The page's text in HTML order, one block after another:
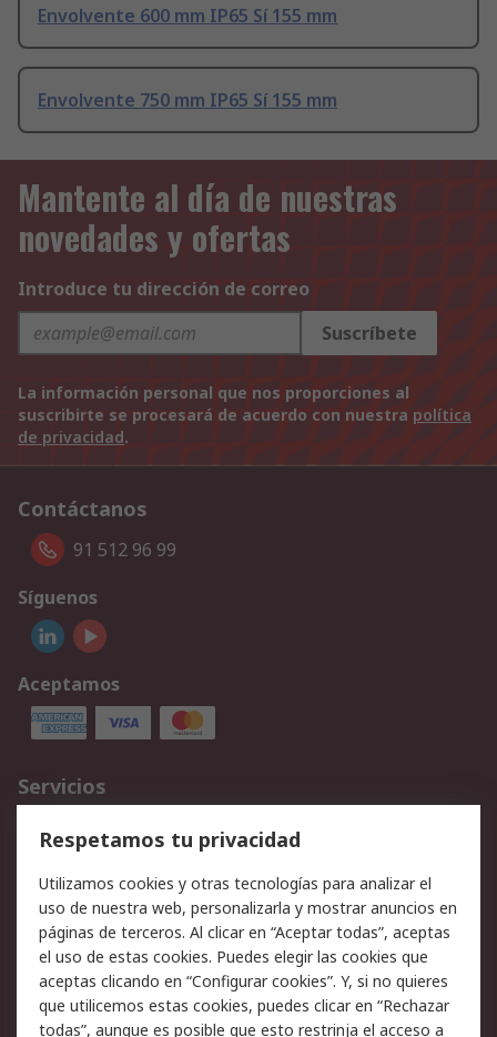
Envolvente 600 mm IP65 Sí 155 mm
Envolvente 750 mm IP65 Sí 155 mm
Mantente al día de nuestras
novedades y ofertas
Introduce tu dirección de correo
Suscríbete
La información personal que nos proporciones al
suscribirte se procesará de acuerdo con nuestra política
de privacidad.
Contáctanos
91 512 96 99
Síguenos
Aceptamos
Servicios
Cómo realizar pedidos
Devoluciones
Facturación y pago
Ofertas
Soporte técnico
Legal
Aviso legal
Política de privacidad -
Actualizada
Respetamos tu privacidad
Utilizamos cookies y otras tecnologías para analizar el
uso de nuestra web, personalizarla y mostrar anuncios en
páginas de terceros. Al clicar en “Aceptar todas”, aceptas
el uso de estas cookies. Puedes elegir las cookies que
aceptas clicando en “Configurar cookies”. Y, si no quieres
que utilicemos estas cookies, puedes clicar en “Rechazar
todas”, aunque es posible que esto restrinja el acceso a